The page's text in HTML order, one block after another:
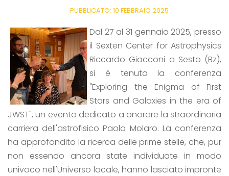
PUBBLICATO: 10 FEBBRAIO 2025
Dal 27 al 31 gennaio 2025, presso
il Sexten Center for Astrophysics
Riccardo Giacconi a Sesto (Bz),
si è tenuta la conferenza
"Exploring the Enigma of First
Stars and Galaxies in the era of
JWST", un evento dedicato a onorare la straordinaria
carriera dell'astrofisico Paolo Molaro. La conferenza
ha approfondito la ricerca delle prime stelle, che, pur
non essendo ancora state individuate in modo
univoco nell'Universo locale, hanno lasciato impronte